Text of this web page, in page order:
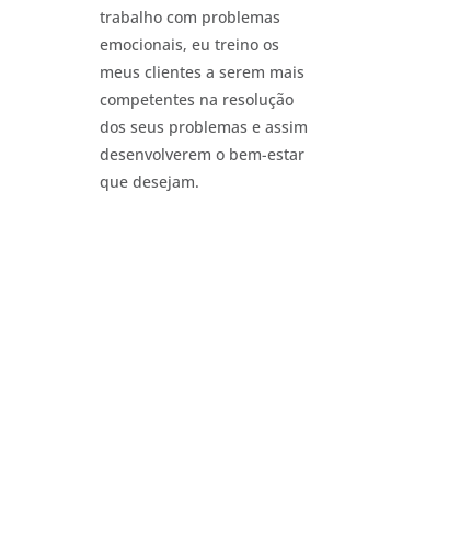
trabalho com problemas
emocionais, eu treino os
meus clientes a serem mais
competentes na resolução
dos seus problemas e assim
desenvolverem o bem-estar
que desejam.